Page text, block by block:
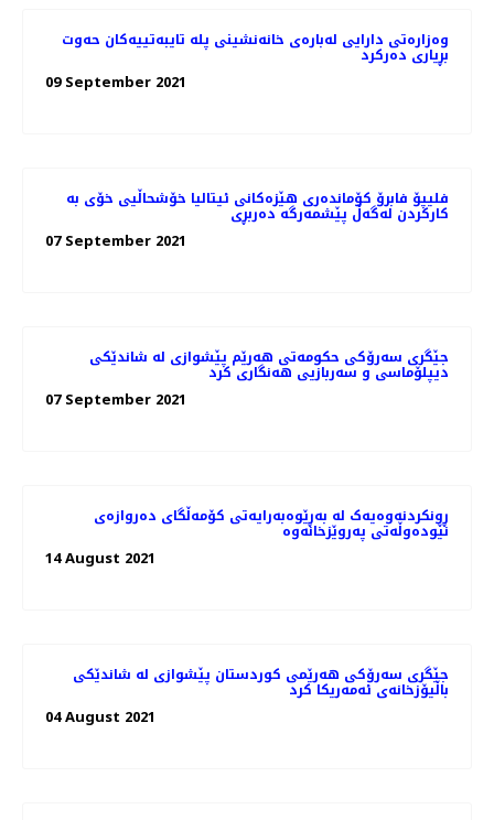
وەزارەتی دارایی لەبارەی خانەنشینی پلە تایبەتییەکان حەوت
بڕیاری دەرکرد
09 September 2021
فلیپۆ فابرۆ کۆماندەری هێزەکانی ئیتالیا خۆشحاڵیی خۆی بە
كاركردن لەگەڵ پێشمەرگە دەربڕی
07 September 2021
جێگری سەرۆکی حکومەتی هەرێم پێشوازی لە شاندێکی
دیپلۆماسی و سەربازیی هەنگاری کرد
07 September 2021
ڕونکردنەوەیەک لە بەڕێوەبەرایەتی کۆمەڵگای دەروازەی
نێودەوڵەتی پەروێزخانەوە
14 August 2021
جێگری سەرۆکی هەرێمی کوردستان پێشوازی لە شاندێکی
باڵیۆزخانه‌ی ئه‌مه‌ریکا کرد
04 August 2021